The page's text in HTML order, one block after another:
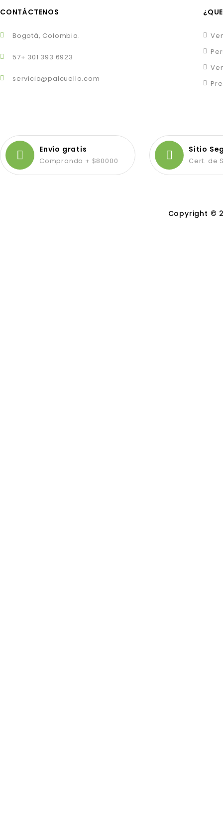
CONTÁCTENOS
Bogotá, Colombia.
57+ 301 393 6923
servicio@palcuello.com
Envío gratis
Comprando + $80000
Sitio
Cert. de
Copyright ©